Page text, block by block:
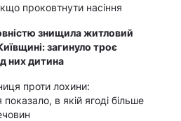
проковтнути насіння
знищила житловий
загинуло троє
них дитина
проти лохини:
в якій ягоді більше